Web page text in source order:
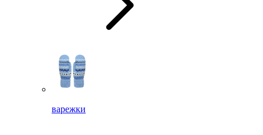
варежки